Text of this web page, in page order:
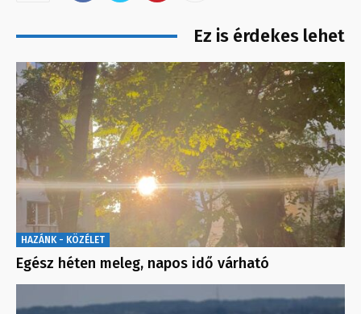
Ez is érdekes lehet
HAZÁNK - KÖZÉLET
Egész héten meleg, napos idő várható